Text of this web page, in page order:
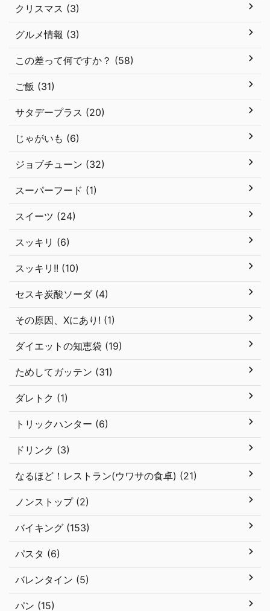
クリスマス (3)
グルメ情報 (3)
この差って何ですか？ (58)
ご飯 (31)
サタデープラス (20)
じゃがいも (6)
ジョブチューン (32)
スーパーフード (1)
スイーツ (24)
スッキリ (6)
スッキリ!! (10)
セスキ炭酸ソーダ (4)
その原因、Xにあり! (1)
ダイエットの知恵袋 (19)
ためしてガッテン (31)
ダレトク (1)
トリックハンター (6)
ドリンク (3)
なるほど！レストラン(ウワサの食卓) (21)
ノンストップ (2)
バイキング (153)
パスタ (6)
バレンタイン (5)
パン (15)